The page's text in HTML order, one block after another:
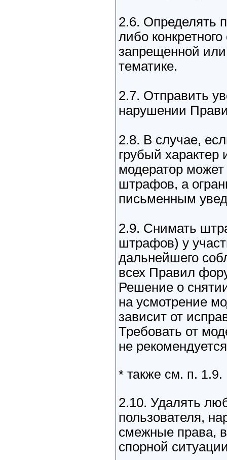
2.6. Определять
либо
запрещенной
тематике.
2.7. Отправить
нарушении
2.8. В случае,
грубый характер
модератор
штрафов, а
письменным
2.9. Снимать
штрафов) у
дальнейшего
всех Правил
Решение о
на усмотрение
зависит от
Требовать от
не
* также см. п. 1.9.
2.10. Удалять
пользователя,
смежные права,
спорной